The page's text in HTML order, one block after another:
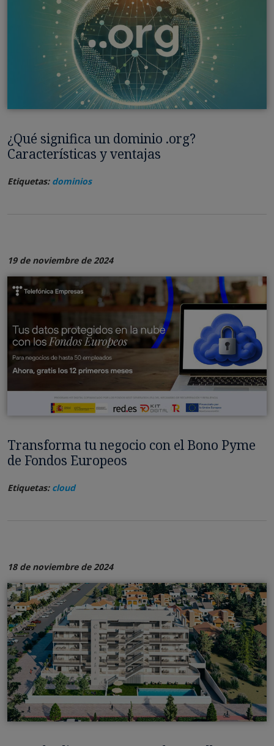
¿Qué significa un dominio .org?
Características y ventajas
Etiquetas: dominios
19 de noviembre de 2024
Transforma tu negocio con el Bono Pyme
de Fondos Europeos
Etiquetas: cloud
18 de noviembre de 2024